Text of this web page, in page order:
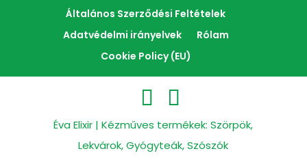
Általános Szerződési Feltételek
Adatvédelmi irányelvek
Rólam
Cookie Policy (EU)
Éva Elixir | Kézműves termékek: Szörpök,
Lekvárok, Gyógyteák, Szószók